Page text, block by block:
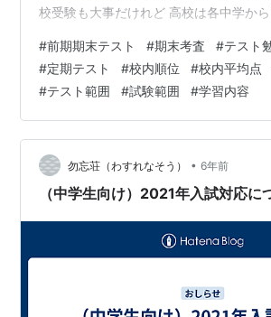
校受験も大事だけれど 高校は各中学か
くるのと、 学習内容が中学とは比べ物に
リュームがあると考えるため、 ”高校は
低迷させない＆ 地味に勉強すれば地道に
続を信じる”ように伝えていました。 そ
テストを 高校入学後の最初の山場だと
#前期期末テスト #期末考査 #テスト
#定期テスト #校内順位 #校内平均点
#テスト範囲 #試験範囲 #学習内容
勿忘荘（わすれなそう） • 6年前
（中学生向け）2021年入試対応に